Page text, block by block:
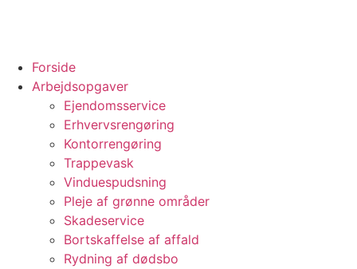
Forside
Arbejdsopgaver
Ejendomsservice
Erhvervsrengøring
Kontorrengøring
Trappevask
Vinduespudsning
Pleje af grønne områder
Skadeservice
Bortskaffelse af affald
Rydning af dødsbo